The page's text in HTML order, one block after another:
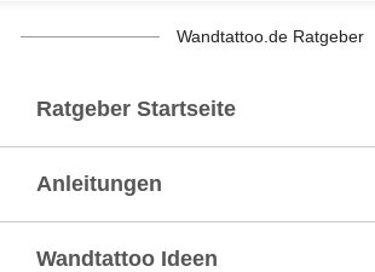
Wandtattoo.de Ratgeber
Ratgeber Startseite
Anleitungen
Wandtattoo Ideen